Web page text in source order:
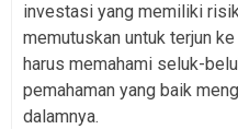
investasi yang memiliki
memutuskan untuk terjun
harus memahami seluk-
pemahaman yang baik
dalamnya.